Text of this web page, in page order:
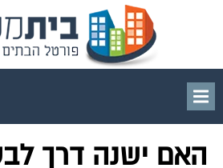
האם ישנה דרך